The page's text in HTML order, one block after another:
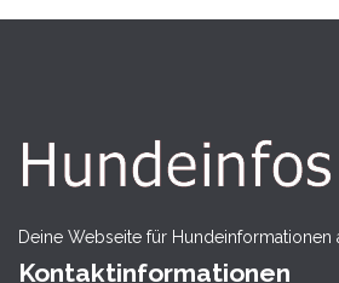
Deine Webseite für Hundeinformationen
Kontaktinformationen